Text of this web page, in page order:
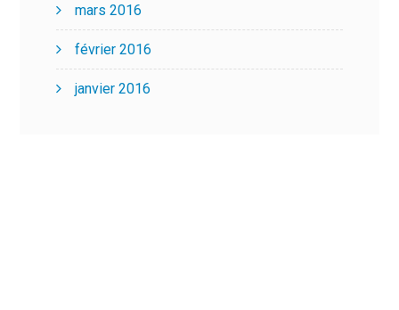
mars 2016
février 2016
janvier 2016